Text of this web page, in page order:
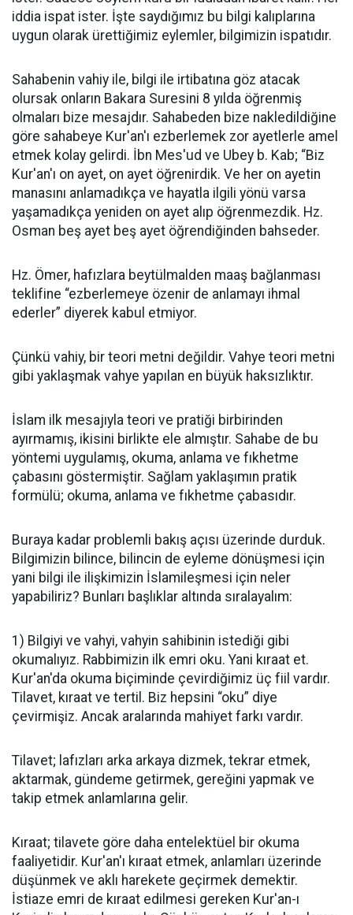
iddia ispat ister. İşte saydığımız bu bilgi kalıplarına
uygun olarak ürettiğimiz eylemler, bilgimizin ispatıdır.
Sahabenin vahiy ile, bilgi ile irtibatına göz atacak
olursak onların Bakara Suresini 8 yılda öğrenmiş
olmaları bize mesajdır. Sahabeden bize nakledildiğine
göre sahabeye Kur'an'ı ezberlemek zor ayetlerle amel
etmek kolay gelirdi. İbn Mes'ud ve Ubey b. Kab; “Biz
Kur'an'ı on ayet, on ayet öğrenirdik. Ve her on ayetin
manasını anlamadıkça ve hayatla ilgili yönü varsa
yaşamadıkça yeniden on ayet alıp öğrenmezdik. Hz.
Osman beş ayet beş ayet öğrendiğinden bahseder.
Hz. Ömer, hafızlara beytülmalden maaş bağlanması
teklifine “ezberlemeye özenir de anlamayı ihmal
ederler” diyerek kabul etmiyor.
Çünkü vahiy, bir teori metni değildir. Vahye teori metni
gibi yaklaşmak vahye yapılan en büyük haksızlıktır.
İslam ilk mesajıyla teori ve pratiği birbirinden
ayırmamış, ikisini birlikte ele almıştır. Sahabe de bu
yöntemi uygulamış, okuma, anlama ve fıkhetme
çabasını göstermiştir. Sağlam yaklaşımın pratik
formülü; okuma, anlama ve fıkhetme çabasıdır.
Buraya kadar problemli bakış açısı üzerinde durduk.
Bilgimizin bilince, bilincin de eyleme dönüşmesi için
yani bilgi ile ilişkimizin İslamileşmesi için neler
yapabiliriz? Bunları başlıklar altında sıralayalım:
1) Bilgiyi ve vahyi, vahyin sahibinin istediği gibi
okumalıyız. Rabbimizin ilk emri oku. Yani kıraat et.
Kur'an'da okuma biçiminde çevirdiğimiz üç fiil vardır.
Tilavet, kıraat ve tertil. Biz hepsini “oku” diye
çevirmişiz. Ancak aralarında mahiyet farkı vardır.
Tilavet; lafızları arka arkaya dizmek, tekrar etmek,
aktarmak, gündeme getirmek, gereğini yapmak ve
takip etmek anlamlarına gelir.
Kıraat; tilavete göre daha entelektüel bir okuma
faaliyetidir. Kur'an'ı kıraat etmek, anlamları üzerinde
düşünmek ve aklı harekete geçirmek demektir.
İstiaze emri de kıraat edilmesi gereken Kur'an-ı